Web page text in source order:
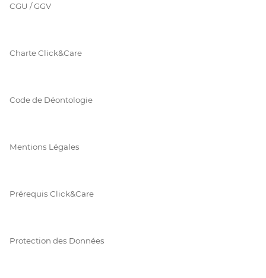
CGU / GGV
Charte Click&Care
Code de Déontologie
Mentions Légales
Prérequis Click&Care
Protection des Données